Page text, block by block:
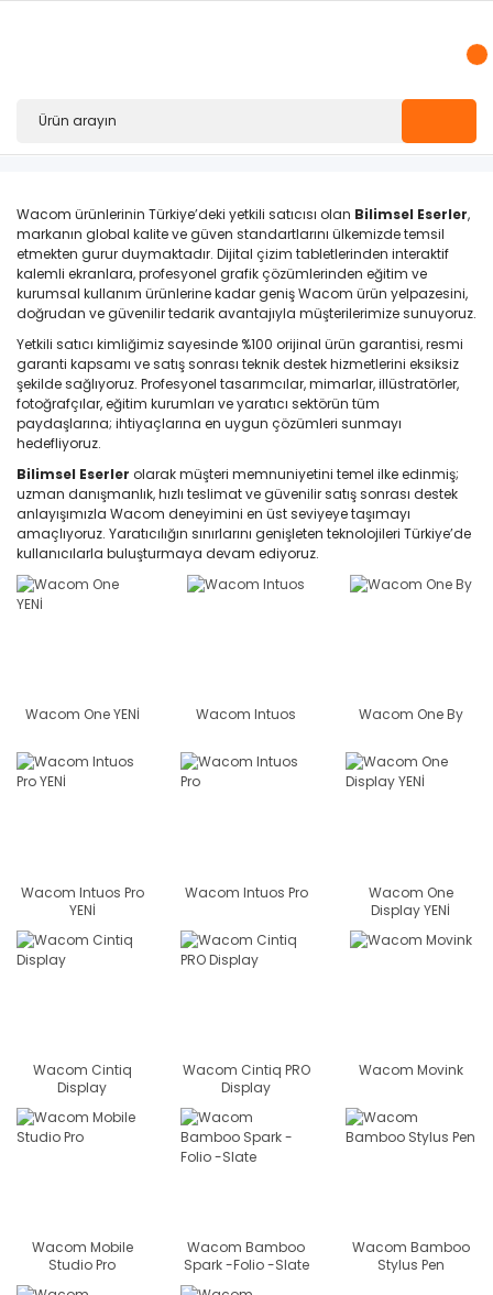
Wacom ürünlerinin Türkiye’deki yetkili satıcısı olan Bilimsel Eserler,
markanın global kalite ve güven standartlarını ülkemizde temsil
etmekten gurur duymaktadır. Dijital çizim tabletlerinden interaktif
kalemli ekranlara, profesyonel grafik çözümlerinden eğitim ve
kurumsal kullanım ürünlerine kadar geniş Wacom ürün yelpazesini,
doğrudan ve güvenilir tedarik avantajıyla müşterilerimize sunuyoruz.
Yetkili satıcı kimliğimiz sayesinde %100 orijinal ürün garantisi, resmi
garanti kapsamı ve satış sonrası teknik destek hizmetlerini eksiksiz
şekilde sağlıyoruz. Profesyonel tasarımcılar, mimarlar, illüstratörler,
fotoğrafçılar, eğitim kurumları ve yaratıcı sektörün tüm
paydaşlarına; ihtiyaçlarına en uygun çözümleri sunmayı
hedefliyoruz.
Bilimsel Eserler olarak müşteri memnuniyetini temel ilke edinmiş;
uzman danışmanlık, hızlı teslimat ve güvenilir satış sonrası destek
anlayışımızla Wacom deneyimini en üst seviyeye taşımayı
amaçlıyoruz. Yaratıcılığın sınırlarını genişleten teknolojileri Türkiye’de
kullanıcılarla buluşturmaya devam ediyoruz.
Wacom One YENİ Wacom Intuos Wacom One By
Wacom Intuos Pro
YENİ
Wacom Intuos Pro
Wacom One
Display YENİ
Wacom Cintiq
Display
Wacom Cintiq PRO
Display
Wacom Movink
Wacom Mobile
Studio Pro
Wacom Bamboo
Spark -Folio -Slate
Wacom Bamboo
Stylus Pen